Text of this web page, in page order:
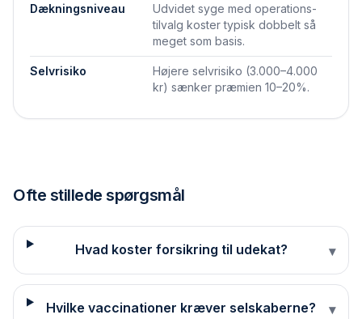
Dækningsniveau
Udvidet syge med operations­
tilvalg koster typisk dobbelt så
meget som basis.
Selvrisiko
Højere selvrisiko (3.000–4.000
kr) sænker præmien 10–20%.
Ofte stillede spørgsmål
Hvad koster forsikring til udekat? ▾
Hvilke vaccinationer kræver selskaberne? ▾